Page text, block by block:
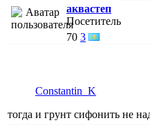
аквастеп
Посетитель
70 3
Constantin_K
тогда и грунт сифонить не